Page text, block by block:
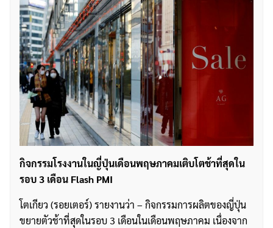
กิจกรรมโรงงานในญี่ปุ่นเดือนพฤษภาคมเติบโตช้าที่สุดใน
รอบ 3 เดือน Flash PMI
โตเกียว (รอยเตอร์) รายงานว่า – กิจกรรมการผลิตของญี่ปุ่น
ขยายตัวช้าที่สุดในรอบ 3 เดือนในเดือนพฤษภาคม เนื่องจาก